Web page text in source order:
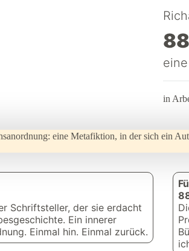
in
eine Metafiktion, in der sich ein
Schriftsteller, der sie erdacht
Ein innerer
Einmal hin. Einmal zurück.